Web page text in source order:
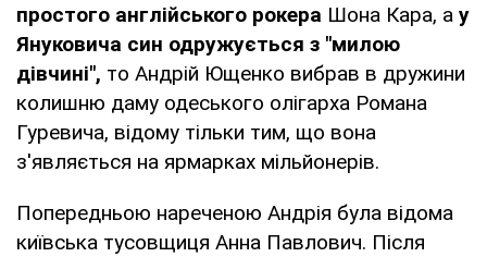
простого англійського рокера Шона Кара, а у
Януковича син одружується з "милою
дівчині", то Андрій Ющенко вибрав в дружини
колишню даму одеського олігарха Романа
Гуревича, відому тільки тим, що вона
з'являється на ярмарках мільйонерів.
Попередньою нареченою Андрія була відома
київська тусовщиця Анна Павлович. Після